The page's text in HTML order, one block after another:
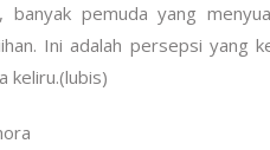
pemuda yang
Ini adalah persepsi yang
keliru.(lubis)